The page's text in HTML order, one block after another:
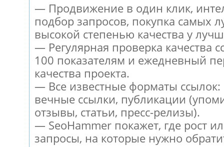
— Продвижение в один клик,
подбор запросов, покупка самых
высокой степенью качества у
— Регулярная проверка качества
100 показателям и ежедневный
качества проекта.
— Все известные форматы
вечные ссылки, публикации
отзывы, статьи, пресс-релизы).
— SeoHammer покажет, где рост
запросы, на которые нужно